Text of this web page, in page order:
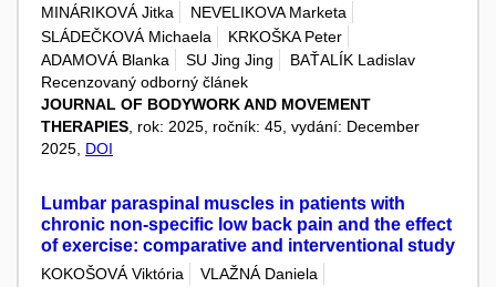
MINÁRIKOVÁ Jitka
NEVELIKOVA Marketa
SLÁDEČKOVÁ Michaela
KRKOŠKA Peter
ADAMOVÁ Blanka
SU Jing Jing
BAŤALÍK Ladislav
Recenzovaný odborný článek
JOURNAL OF BODYWORK AND MOVEMENT
THERAPIES , rok: 2025, ročník: 45, vydání: December
2025, DOI
Lumbar paraspinal muscles in patients with
chronic non-specific low back pain and the effect
of exercise: comparative and interventional study
KOKOŠOVÁ Viktória
VLAŽNÁ Daniela